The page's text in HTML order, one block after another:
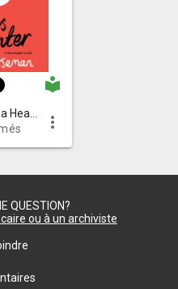
local_library
more_vert
QUESTION?
ou à un archiviste